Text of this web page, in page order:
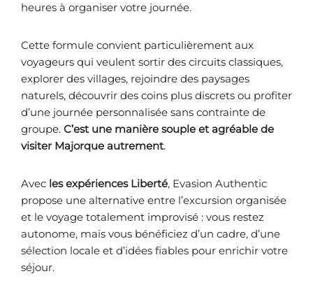
heures à organiser votre journée.
Cette formule convient particulièrement aux
voyageurs qui veulent sortir des circuits classiques,
explorer des villages, rejoindre des paysages
naturels, découvrir des coins plus discrets ou profiter
d’une journée personnalisée sans contrainte de
groupe. C’est une manière souple et agréable de
visiter Majorque autrement.
Avec les expériences Liberté, Evasion Authentic
propose une alternative entre l’excursion organisée
et le voyage totalement improvisé : vous restez
autonome, mais vous bénéficiez d’un cadre, d’une
sélection locale et d’idées fiables pour enrichir votre
séjour.